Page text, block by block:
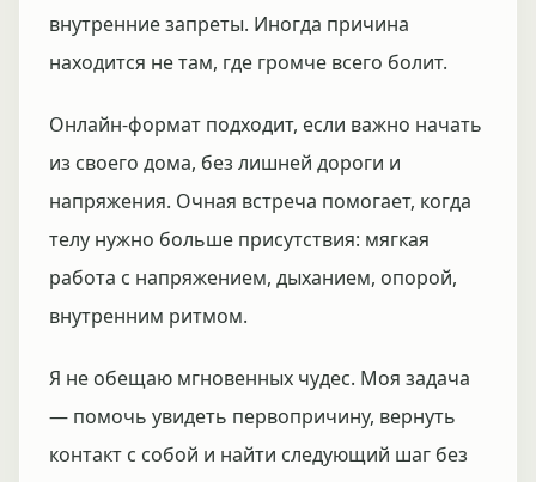
внутренние запреты. Иногда причина
находится не там, где громче всего болит.
Онлайн-формат подходит, если важно начать
из своего дома, без лишней дороги и
напряжения. Очная встреча помогает, когда
телу нужно больше присутствия: мягкая
работа с напряжением, дыханием, опорой,
внутренним ритмом.
Я не обещаю мгновенных чудес. Моя задача
— помочь увидеть первопричину, вернуть
контакт с собой и найти следующий шаг без